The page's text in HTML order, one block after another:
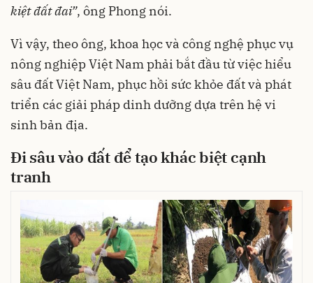
kiệtđấtđai”, ông Phong nói.
Vì vậy, theo ông, khoa học và công nghệ phục vụ
nông nghiệp Việt Nam phải bắt đầu từ việc hiểu
sâu đất Việt Nam, phục hồi sức khỏe đất và phát
triển các giải pháp dinh dưỡng dựa trên hệ vi
sinh bản địa.
Đisâuvào đất đểtạokhácbiệt cạnh
tranh